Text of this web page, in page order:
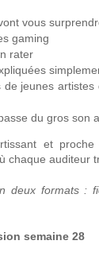
vous
gaming
rater
de jeunes
du gros son
et
chaque auditeur
deux formats :
semaine 28